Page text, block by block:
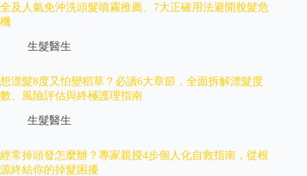
全及人氣免沖洗頭髮噴霧推薦、7大正確用法避開脫髮危
機
生髮醫生
想漂髮8度又怕變稻草？必讀6大章節，全面拆解漂髮度
數、風險評估與終極護理指南
生髮醫生
經常掉頭發怎麼辦？專家親授4步個人化自救指南，從根
源終結你的掉髮困擾